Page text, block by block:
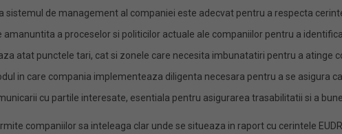
sistemul de management al companiei este adecvat pentru a respecta
a proceselor si politicilor actuale ale companiilor pentru a
atat punctele tari, cat si zonele care necesita imbunatatiri pentru a atinge
in care compania implementeaza diligenta necesara pentru a se asigura
cu partile interesate, esentiala pentru asigurarea trasabilitatii​ si a
companiilor sa inteleaga clar unde se situeaza in raport cu cerintele